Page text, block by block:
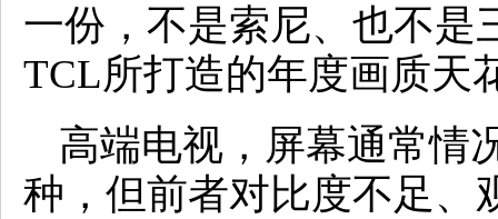
一份，不是索尼、也不是
TCL所打造的年度画质天
高端电视，屏幕通常情
种，但前者对比度不足、